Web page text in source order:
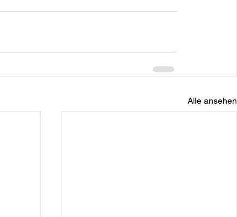
Alle ansehen